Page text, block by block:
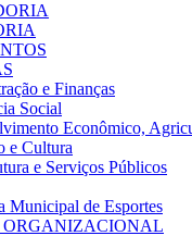
e Finanças
Social
Econômico,
e Cultura
e Serviços Públicos
Municipal de Esportes
ORGANIZACIONAL